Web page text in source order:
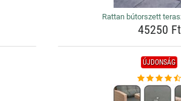
Rattan bútorszett
45250 Ft
ÚJDONSÁG